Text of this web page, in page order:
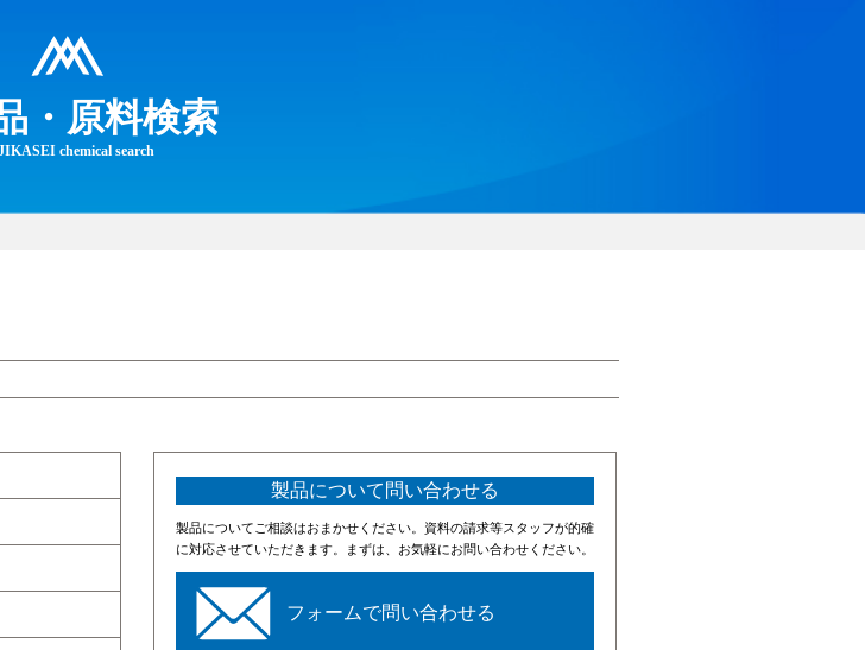
・原料検索
chemical search
製品について問い合わせる
製品についてご相談はおまかせください。資料の請求等スタッフが的確
に対応させていただきます。まずは、お気軽にお問い合わせください。
フォームで問い合わせる